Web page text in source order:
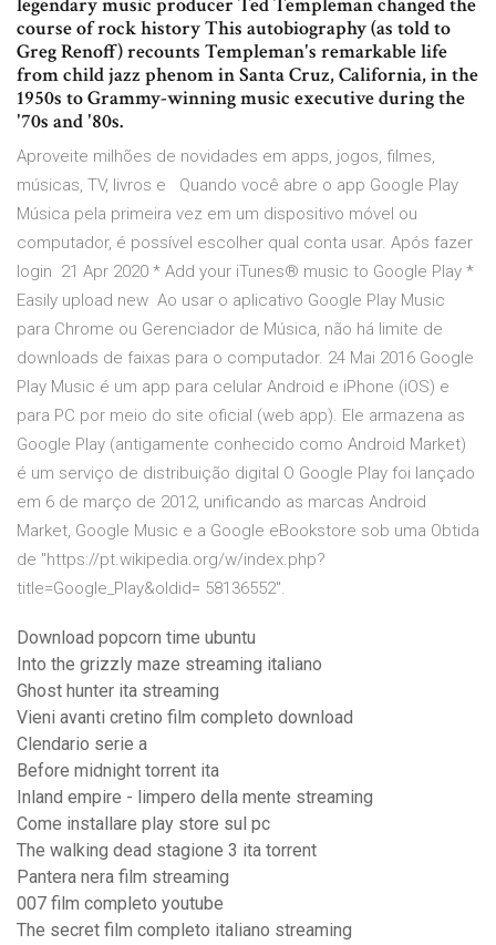
legendary music producer Ted Templeman changed the
course of rock history This autobiography (as told to
Greg Renoff) recounts Templeman's remarkable life
from child jazz phenom in Santa Cruz, California, in the
1950s to Grammy-winning music executive during the
'70s and '80s.
Aproveite milhões de novidades em apps, jogos, filmes,
músicas, TV, livros e Quando você abre o app Google Play
Música pela primeira vez em um dispositivo móvel ou
computador, é possível escolher qual conta usar. Após fazer
login 21 Apr 2020 * Add your iTunes® music to Google Play *
Easily upload new Ao usar o aplicativo Google Play Music
para Chrome ou Gerenciador de Música, não há limite de
downloads de faixas para o computador. 24 Mai 2016 Google
Play Music é um app para celular Android e iPhone (iOS) e
para PC por meio do site oficial (web app). Ele armazena as
Google Play (antigamente conhecido como Android Market)
é um serviço de distribuição digital O Google Play foi lançado
em 6 de março de 2012, unificando as marcas Android
Market, Google Music e a Google eBookstore sob uma Obtida
de "https://pt.wikipedia.org/w/index.php?
title=Google_Play&oldid= 58136552".
Download popcorn time ubuntu
Into the grizzly maze streaming italiano
Ghost hunter ita streaming
Vieni avanti cretino film completo download
Clendario serie a
Before midnight torrent ita
Inland empire - limpero della mente streaming
Come installare play store sul pc
The walking dead stagione 3 ita torrent
Pantera nera film streaming
007 film completo youtube
The secret film completo italiano streaming